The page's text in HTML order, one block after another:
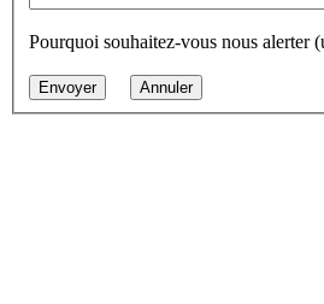
Pourquoi souhaitez-vous nous alerter